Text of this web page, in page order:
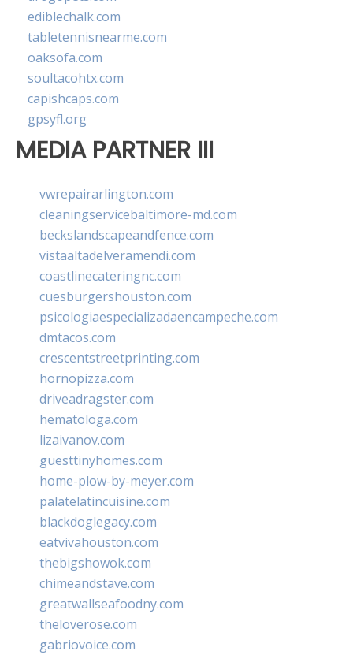
ediblechalk.com
tabletennisnearme.com
oaksofa.com
soultacohtx.com
capishcaps.com
gpsyfl.org
MEDIA PARTNER III
vwrepairarlington.com
cleaningservicebaltimore-md.com
beckslandscapeandfence.com
vistaaltadelveramendi.com
coastlinecateringnc.com
cuesburgershouston.com
psicologiaespecializadaencampeche.com
dmtacos.com
crescentstreetprinting.com
hornopizza.com
driveadragster.com
hematologa.com
lizaivanov.com
guesttinyhomes.com
home-plow-by-meyer.com
palatelatincuisine.com
blackdoglegacy.com
eatvivahouston.com
thebigshowok.com
chimeandstave.com
greatwallseafoodny.com
theloverose.com
gabriovoice.com